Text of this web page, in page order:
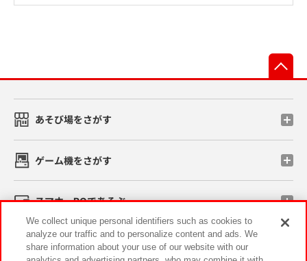
あそび場をさがす
ゲーム機をさがす
スマホ・PCであそぶ
イベント・キャンペーン
We collect unique personal identifiers such as cookies to
analyze our traffic and to personalize content and ads. We
share information about your use of our website with our